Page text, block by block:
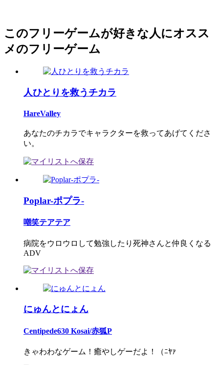
このフリーゲームが好きな人にオスス
メのフリーゲーム
人ひとりを救うチカラ
HareValley
あなたのチカラでキャラクターを救ってあげてくださ
い。
Poplar-ポプラ-
嘲笑テアテア
病院をウロウロして勉強したり死神さんと仲良くなる
ADV
にゅんとにょん
Centipede630 Kosai/赤狐P
きゃわわなゲーム！癒やしゲーだよ！（ﾆﾔｧ